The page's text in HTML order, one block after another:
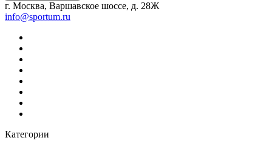
г. Москва, Варшавское шоссе, д. 28Ж
info@sportum.ru
Категории